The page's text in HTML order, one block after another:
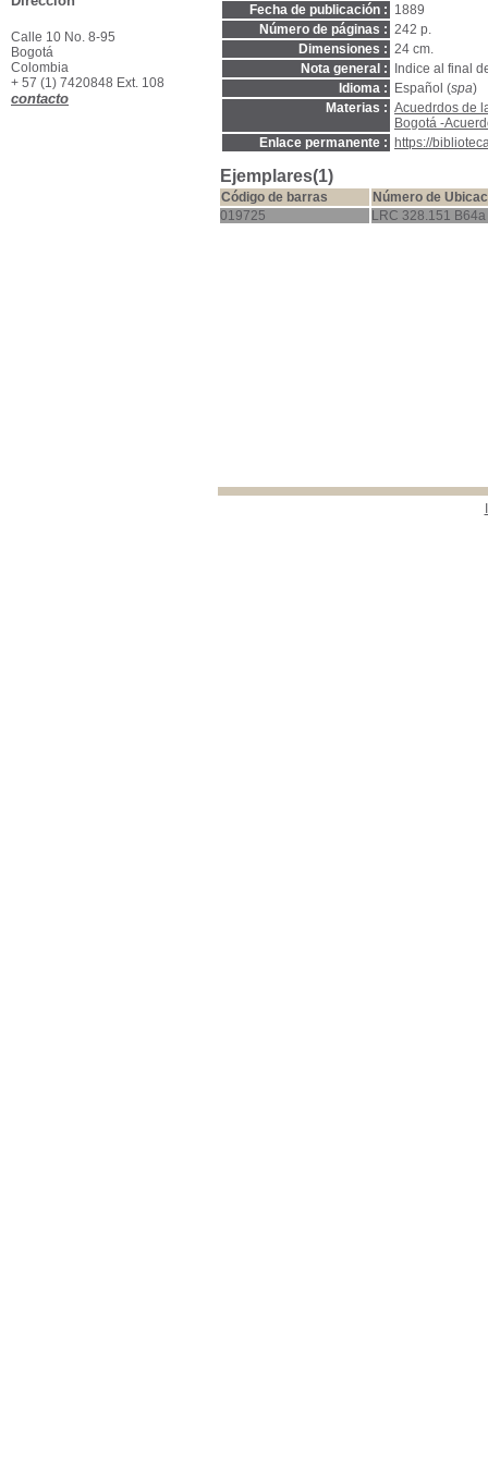
Fecha de publicación : 1889
Número de páginas : 242 p.
Dimensiones : 24 cm.
Nota general :
Indice al final
Idioma :
Español (spa)
Materias : Acuedrdos de
Bogotá -
Enlace permanente :
https://
Ejemplares(1)
Código de barras
Número de
019725
LRC 328.151 B64a
Calle 10 No. 8-95
Bogotá
Colombia
+ 57 (1) 7420848 Ext. 108
contacto